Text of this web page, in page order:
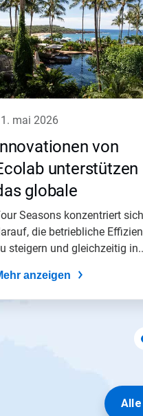
11. mai 2026
von
unterstützen
globale
von Four
Seasons konzentriert sich
die betriebliche
steigern und gleichzeitig
anzeigen